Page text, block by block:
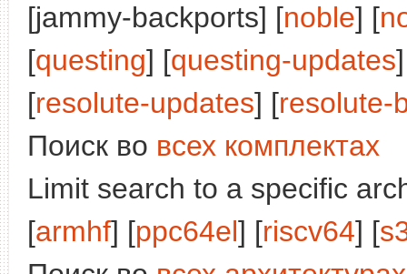
[jammy-backports] [noble] [
[questing] [questing-updates
[resolute-updates] [resolute-
Поиск во всех комплектах
Limit search to a specific
[armhf] [ppc64el] [riscv64] [